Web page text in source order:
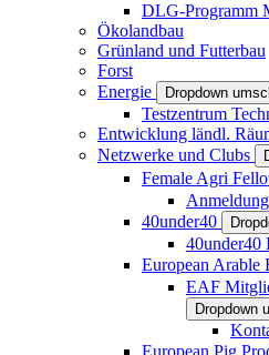
DLG-Programm
Ökolandbau
Grünland und Futterbau
Forst
Energie
Dropdown
Testzentrum
Entwicklung ländl.
Netzwerke und Clubs
Female Agri
40under40
40under40
European Arable
EAF
Dropdown